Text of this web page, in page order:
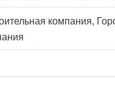
компания,